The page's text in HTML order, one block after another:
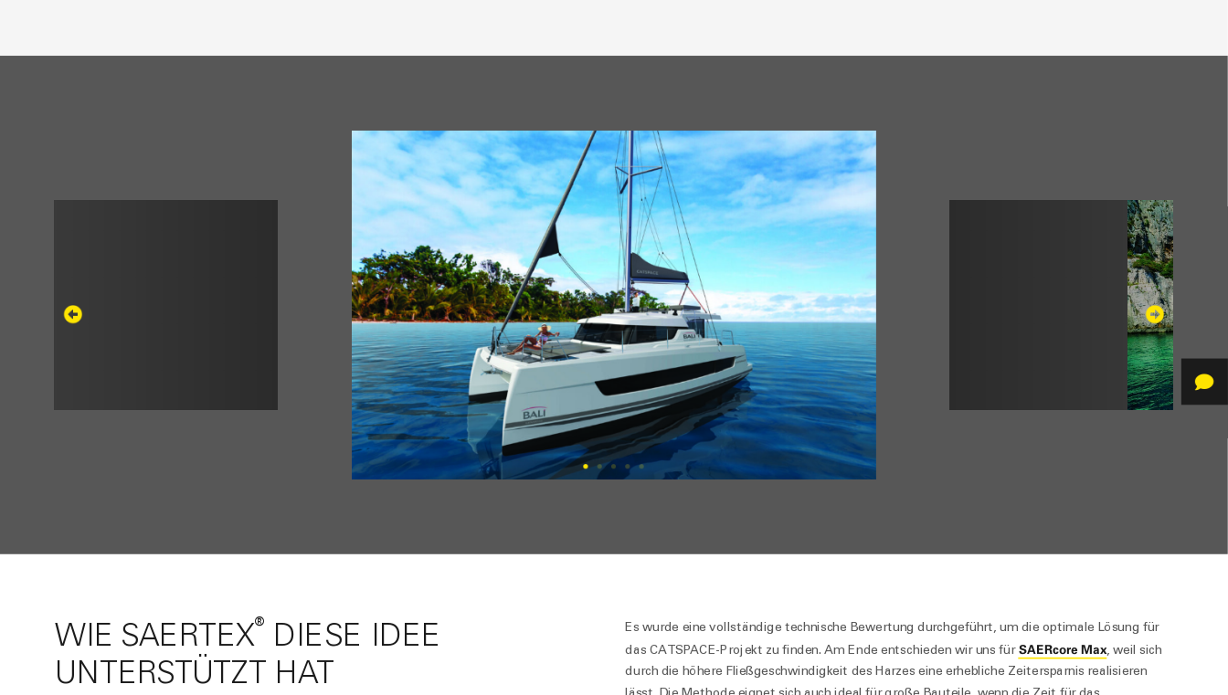
WIE SAERTEX® DIESE IDEE
UNTERSTÜTZT HAT
Es wurde eine vollständige technische Bewertung durchgeführt, um die optimale Lösung für
das CATSPACE-Projekt zu finden. Am Ende entschieden wir uns fürSAERcore Max , weil sich
durch die höhere Fließgeschwindigkeit des Harzes eine erhebliche Zeitersparnis realisieren